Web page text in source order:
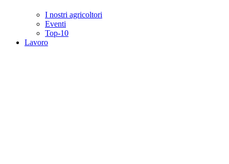
I nostri agricoltori
Eventi
Top-10
Lavoro